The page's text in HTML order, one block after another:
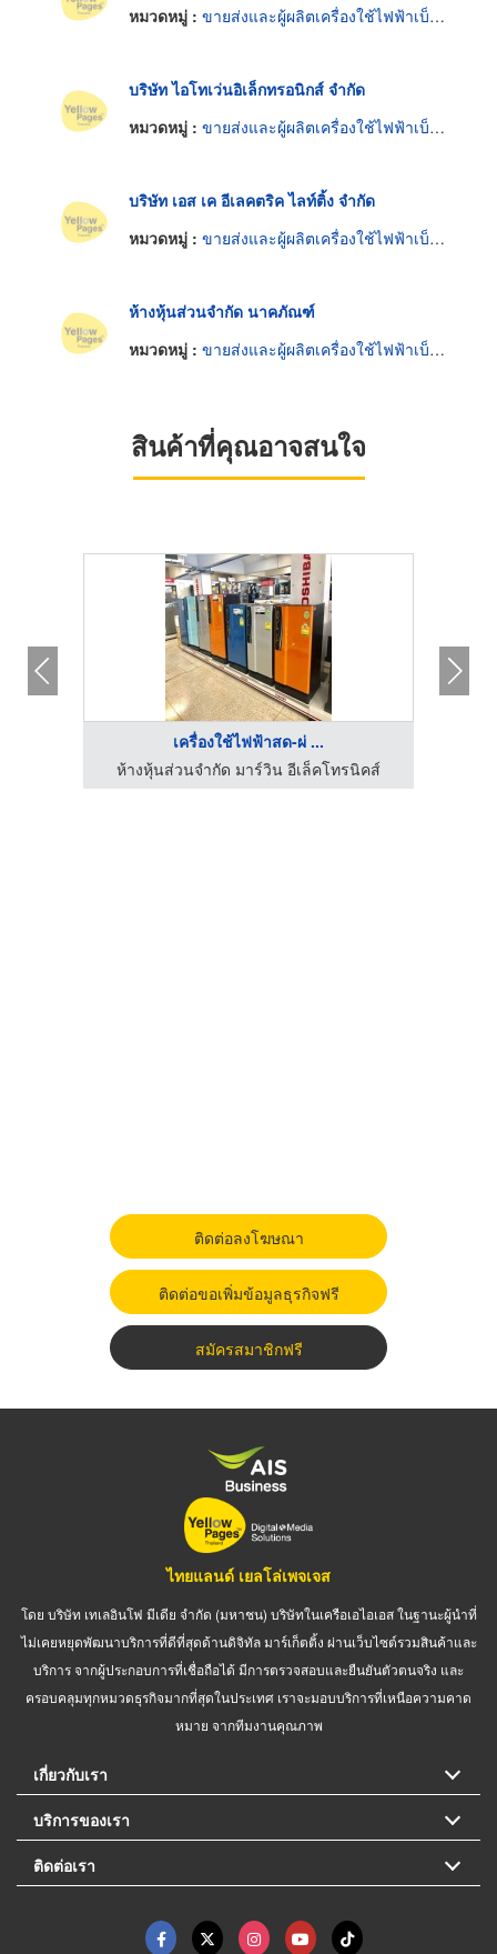
หมวดหมู่ : ขายส่งและผู้ผลิตเครื่องใช้ไฟฟ้าเบ็ดเตล็ด
บริษัท ไอโทเว่นอิเล็กทรอนิกส์ จำกัด
หมวดหมู่ : ขายส่งและผู้ผลิตเครื่องใช้ไฟฟ้าเบ็ดเตล็ด
บริษัท เอส เค อีเลคตริค ไลท์ติ้ง จำกัด
หมวดหมู่ : ขายส่งและผู้ผลิตเครื่องใช้ไฟฟ้าเบ็ดเตล็ด
ห้างหุ้นส่วนจำกัด นาคภัณฑ์
หมวดหมู่ : ขายส่งและผู้ผลิตเครื่องใช้ไฟฟ้าเบ็ดเตล็ด
สินค้าที่คุณอาจสนใจ
เครื่องใช้ไฟฟ้าสด-ผ่ ...
ห้างหุ้นส่วนจำกัด มาร์วิน อีเล็คโทรนิคส์
ติดต่อลงโฆษณา
ติดต่อขอเพิ่มข้อมูลธุรกิจฟรี
สมัครสมาชิกฟรี
ไทยแลนด์ เยลโล่เพจเจส
โดย บริษัท เทเลอินโฟ มีเดีย จำกัด (มหาชน) บริษัทในเครือเอไอเอส ในฐานะผู้นำที่
ไม่เคยหยุดพัฒนาบริการที่ดีที่สุดด้านดิจิทัล มาร์เก็ตติ้ง ผ่านเว็บไซต์รวมสินค้าและ
บริการ จากผู้ประกอบการที่เชื่อถือได้ มีการตรวจสอบและยืนยันตัวตนจริง และ
ครอบคลุมทุกหมวดธุรกิจมากที่สุดในประเทศ เราจะมอบบริการที่เหนือความคาด
หมาย จากทีมงานคุณภาพ
เกี่ยวกับเรา
บริการของเรา
ติดต่อเรา